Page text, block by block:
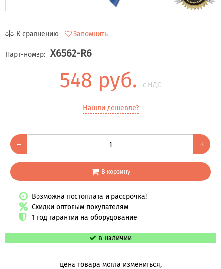
К сравнению Запомнить
Парт-номер: X6562-R6
548 руб. с НДС
Нашли дешевле?
– +
В корзину
Возможна постоплата и рассрочка!
Скидки оптовым покупателям
1 год гарантии на оборудование
в наличии
цена товара могла измениться,